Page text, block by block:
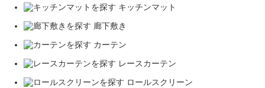
キッチンマット
廊下敷き
カーテン
レースカーテン
ロールスクリーン